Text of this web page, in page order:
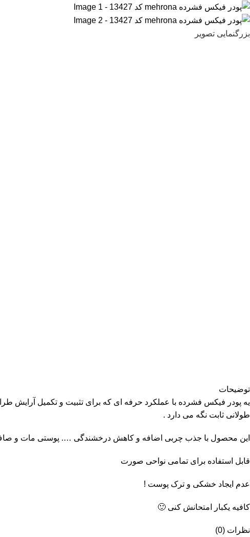
بزرگنمایی تصویر
توضیحات
یه پودر فیکس فشرده با عملکرد حرفه ای که برای تثبیت و تکمیل آرایش
طولانی ثابت نگه می دارد .
این محصول با جذب چربی اضافه و کاهش درخشندگی …. پوستی مات و
قابل استفاده برای تمامی نواحی صورت
عدم ایجاد خشکی و ترک پوست !
کافیه یکبار امتحانش کنی 🙂
نظرات (0)